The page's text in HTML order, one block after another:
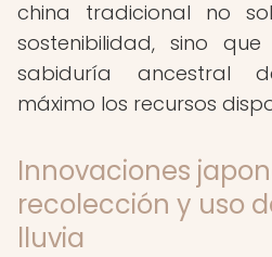
china tradicional no
sostenibilidad, sino
sabiduría ancestral
máximo los recursos
Innovaciones
recolección y uso
lluvia